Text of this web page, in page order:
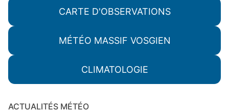
CARTE D'OBSERVATIONS
MÉTÉO MASSIF VOSGIEN
CLIMATOLOGIE
ACTUALITÉS MÉTÉO